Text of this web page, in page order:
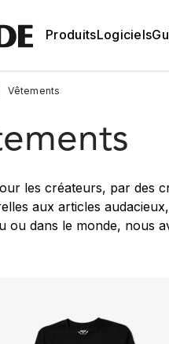
ProduitsLogiciels
Vêtements
les créateurs, par des
aux articles
ou dans le monde, nous